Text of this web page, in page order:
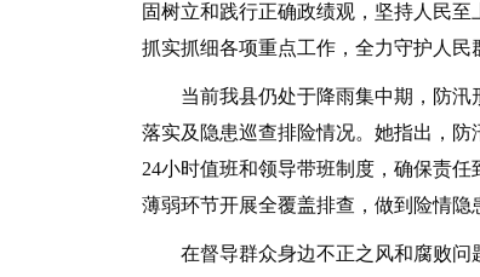
固树立和践行正确政绩观，坚持人民
抓实抓细各项重点工作，全力守护人民
当前我县仍处于降雨集中期，防汛
落实及隐患巡查排险情况。她指出，
24小时值班和领导带班制度，确保责
薄弱环节开展全覆盖排查，做到险情隐
在督导群众身边不正之风和腐败问题